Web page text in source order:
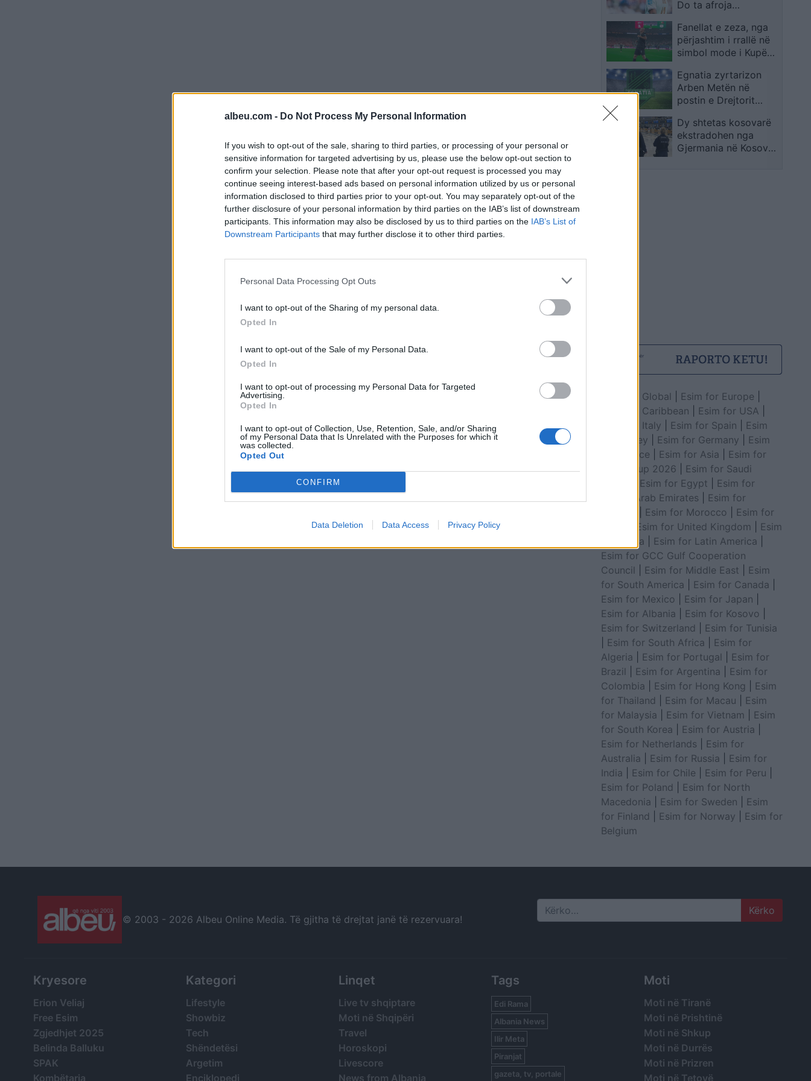
albeu.com - Do Not Process My Personal Information
If you wish to opt-out of the sale, sharing to third parties, or processing of your personal or
sensitive information for targeted advertising by us, please use the below opt-out section to
confirm your selection. Please note that after your opt-out request is processed you may
continue seeing interest-based ads based on personal information utilized by us or personal
information disclosed to third parties prior to your opt-out. You may separately opt-out of the
further disclosure of your personal information by third parties on the IAB’s list of downstream
participants. This information may also be disclosed by us to third parties on the IAB’s List of
Downstream Participants that may further disclose it to other third parties.
Personal Data Processing Opt Outs
I want to opt-out of the Sharing of my personal data.
Opted In
I want to opt-out of the Sale of my Personal Data.
Opted In
I want to opt-out of processing my Personal Data for Targeted
Advertising.
Opted In
I want to opt-out of Collection, Use, Retention, Sale, and/or Sharing
of my Personal Data that Is Unrelated with the Purposes for which it
was collected.
Opted Out
CONFIRM
Data Deletion Data Access Privacy Policy
Do ta afroja
Fanellat e zeza, nga
përjashtim i rrallë në
simbol mode i Kupës
Egnatia zyrtarizon
Arben Metën në
postin e Drejtorit
Dy shtetas kosovarë
ekstradohen nga
Gjermania në Kosovë
Esim for Global Esim for Europe
Esim for Caribbean
Esim for USA
Esim for Italy
Esim for Spain
Esim
for Turkey
Esim for Germany
Esim
for Greece
Esim for Asia
Esim for
World Cup 2026
Esim for Saudi
Esim for Egypt
Esim for
United Arab Emirates
Esim for
Esim for Morocco
Esim for
Esim for United Kingdom
Esim
for Africa
Esim for Latin America
Esim for GCC Gulf Cooperation
Council
Esim for Middle East
Esim
for South America
Esim for Canada
Esim for Mexico
Esim for Japan
Esim for Albania
Esim for Kosovo
Esim for Switzerland
Esim for Tunisia
Esim for South Africa
Esim for
Algeria
Esim for Portugal
Esim for
Brazil
Esim for Argentina
Esim for
Colombia
Esim for Hong Kong
Esim
for Thailand
Esim for Macau
Esim
for Malaysia
Esim for Vietnam
Esim
for South Korea
Esim for Austria
Esim for Netherlands
Esim for
Australia
Esim for Russia
Esim for
India
Esim for Chile Esim for Peru
Esim for Poland
Esim for North
Macedonia
Esim for Sweden
Esim
for Finland
Esim for Norway
Esim for
Belgium
© 2003 - 2026 Albeu Online Media. Të gjitha të drejtat janë të rezervuara! Search
Kryesore
Erion Veliaj
Free Esim
Zgjedhjet 2025
Belinda Balluku
SPAK
Kombëtarja
Kategori
Lifestyle
Showbiz
Tech
Shëndetësi
Argetim
Enciklopedi
Linqet
Live tv shqiptare
Moti në Shqipëri
Travel
Horoskopi
Livescore
News from Albania
Tags
Edi Rama
Albania News
Ilir Meta
Piranjat
gazeta, tv, portale
Moti
Moti në Tiranë
Moti në Prishtinë
Moti në Shkup
Moti në Durrës
Moti në Prizren
Moti në Tetovë